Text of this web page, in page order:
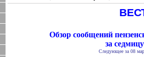
Обзор сообщений
за седмицу
Следующее за 08